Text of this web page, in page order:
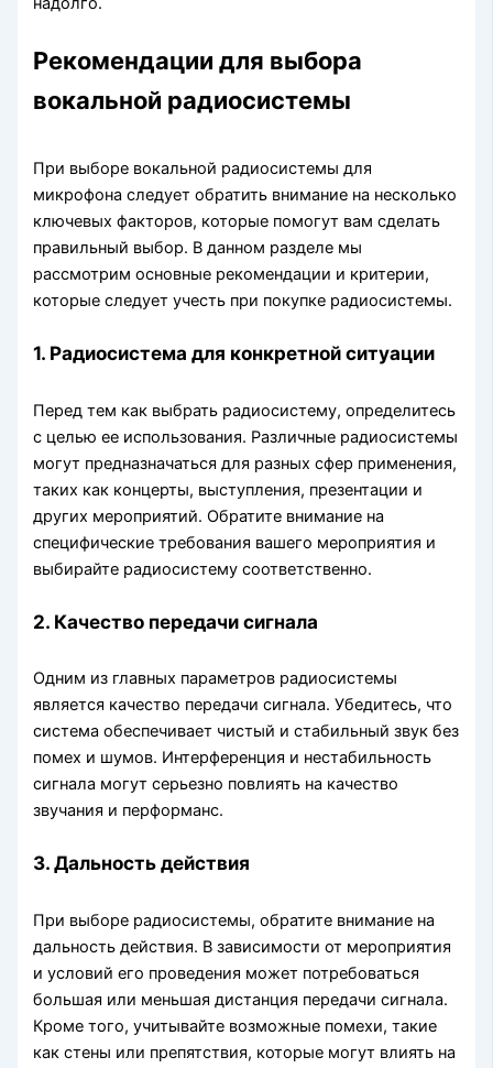
Рекомендации для выбора
вокальной радиосистемы
При выборе вокальной радиосистемы для
микрофона следует обратить внимание на несколько
ключевых факторов, которые помогут вам сделать
правильный выбор. В данном разделе мы
рассмотрим основные рекомендации и критерии,
которые следует учесть при покупке радиосистемы.
1. Радиосистема для конкретной ситуации
Перед тем как выбрать радиосистему, определитесь
с целью ее использования. Различные радиосистемы
могут предназначаться для разных сфер применения,
таких как концерты, выступления, презентации и
других мероприятий. Обратите внимание на
специфические требования вашего мероприятия и
выбирайте радиосистему соответственно.
2. Качество передачи сигнала
Одним из главных параметров радиосистемы
является качество передачи сигнала. Убедитесь, что
система обеспечивает чистый и стабильный звук без
помех и шумов. Интерференция и нестабильность
сигнала могут серьезно повлиять на качество
звучания и перформанс.
3. Дальность действия
При выборе радиосистемы, обратите внимание на
дальность действия. В зависимости от мероприятия
и условий его проведения может потребоваться
большая или меньшая дистанция передачи сигнала.
Кроме того, учитывайте возможные помехи, такие
как стены или препятствия, которые могут влиять на